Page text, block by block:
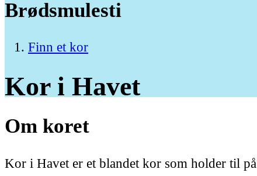
Brødsmulesti
Finn et kor
Kor i Havet
Om koret
Kor i Havet er et blandet kor som holder til